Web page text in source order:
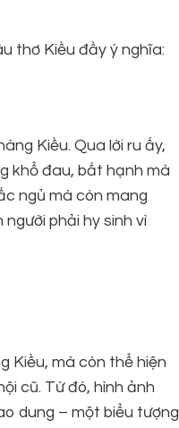
thơ Kiều đầy ý nghĩa:
Kiều. Qua lời ru ấy,
khổ đau, bất hạnh mà
ngủ mà còn mang
phải hy sinh vì
Kiều, mà còn thể hiện
cũ. Từ đó, hình ảnh
dung – một biểu tượng